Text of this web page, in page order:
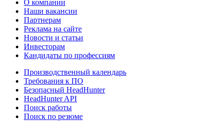
О компании
Наши вакансии
Партнерам
Реклама на сайте
Новости и статьи
Инвесторам
Кандидаты по профессиям
Производственный календарь
Требования к ПО
Безопасный HeadHunter
HeadHunter API
Поиск работы
Поиск по резюме